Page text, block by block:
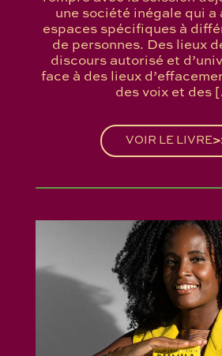
une société inégale qui a
espaces spécifiques à
de personnes. Des lieux
discours autorisé et
face à des lieux
des voix et des
VOIR LE LIVRE